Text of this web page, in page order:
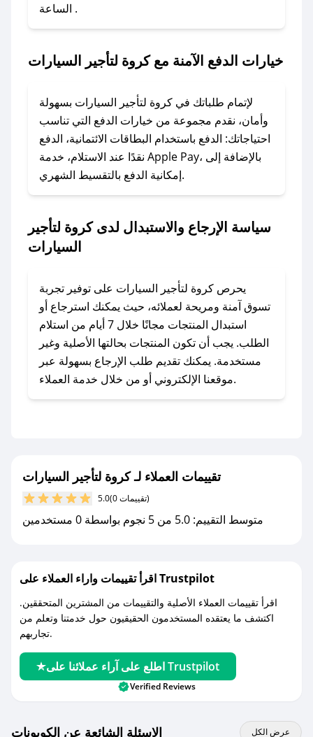
1. انسخ كود الخصم من تطبيق صحصح.
2. الصقه في خانة الدفع عند التسوق من كروة لتأجير
لا تقلق! يمكنك التواصل مع فريق دعم صحصح عبر
الرسائل الخاصة على تويتر أو البريد الإلكتروني،
وسنقوم بحل المشكلة في أسرع وقت ممكن.
### ماذا أفعل إذا لم أجد كود خصم لمتجري
المفضل؟
مراسلتنا مباشرة وسنعمل على توفير الكوبونات في
أسرع وقت ممكن.
### كيف تحصل على كوبونات خصم حصرية من
كروة لتأجير السيارات؟
للحصول على كوبونات وخصومات حصرية، قم بما
يلي:
السيارات في تطبيق صحصح.
مع صحصح، تسوق بذكاء ووفّر على كل مشترياتك مع
الساعة .
خيارات الدفع الآمنة مع كروة لتأجير السيارات
لإتمام طلباتك في كروة لتأجير السيارات بسهولة
وأمان، نقدم مجموعة من خيارات الدفع التي تناسب
احتياجاتك: الدفع باستخدام البطاقات الائتمانية، الدفع
نقدًا عند الاستلام، خدمة Apple Pay، بالإضافة إلى
إمكانية الدفع بالتقسيط الشهري.
سياسة الإرجاع والاستبدال لدى كروة لتأجير
السيارات
يحرص كروة لتأجير السيارات على توفير تجربة
تسوق آمنة ومريحة لعملائه، حيث يمكنك استرجاع أو
استبدال المنتجات مجانًا خلال 7 أيام من استلام
الطلب. يجب أن تكون المنتجات بحالتها الأصلية وغير
مستخدمة. يمكنك تقديم طلب الإرجاع بسهولة عبر
موقعنا الإلكتروني أو من خلال خدمة العملاء.
تقييمات العملاء لـ كروة لتأجير السيارات
5.0 (0 تقييمات)
متوسط التقييم: 5.0 من 5 نجوم بواسطة 0 مستخدمين
اقرأ تقييمات واراء العملاء على Trustpilot
اقرأ تقييمات العملاء الأصلية والتقييمات من المشترين المتحققين.
اكتشف ما يعتقده المستخدمون الحقيقيون حول خدمتنا وتعلم من
تجاربهم.
اطلع على آراء عملائنا على Trustpilot
Verified Reviews
الاسئلة الشائعة عن الكوبونات عرض الكل